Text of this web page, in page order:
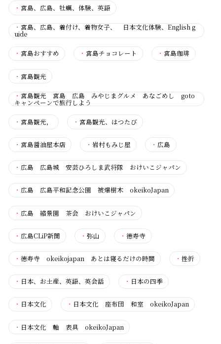
・ 宮島、広島、牡蠣、体験、英語
・ 宮島、広島、着付け、着物女子、 日本文化体験、English g
uide
・ 宮島おすすめ ・ 宮島チョコレート ・ 宮島珈琲
・ 宮島観光
・ 宮島観光 宮島 広島 みやじまグルメ あなごめし goto
キャンペーンで旅行しよう
・ 宮島観光， ・ 宮島観光、はつたび
・ 宮島醤油屋本店 ・岩村もみじ屋 ・ 広島
・ 広島 広島城 安芸ひろしま武将隊 おけいこジャパン
・ 広島 広島平和記念公園 被爆樹木 okeikoJapan
・ 広島 縮景園 茶会 おけいこジャパン
・ 広島CLiP新聞 ・弥山 ・徳寿寺
・ 徳寿寺 okeikojapan あとは寝るだけの時間 ・挫折
・ 日本、お土産、英語、英会話 ・ 日本の四季
・ 日本文化 ・ 日本文化 座布団 和室 okeikoJapan
・ 日本文化 軸 表具 okeikoJapan